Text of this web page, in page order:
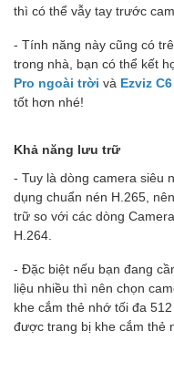
thì có thể vẫy tay trước
- Tính năng này cũng có
trong nhà, bạn có thể kết
Pro ngoài trời và Ezviz
tốt hơn nhé!
Khả năng lưu trữ
- Tuy là dòng camera siêu
dụng chuẩn nén H.265,
trữ so với các dòng
H.264.
- Đặc biệt nếu bạn đang
liệu nhiều thì nên chọn
khe cắm thẻ nhớ tối đa
được trang bị khe cắm thẻ